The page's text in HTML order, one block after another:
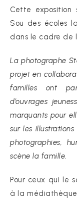
Cette exposition
Sou des écoles
dans le cadre de
La photographe
projet en
familles ont
d’ouvrages
marquants pour
sur les
photographies,
scène la famille.
Pour ceux qui le
à la